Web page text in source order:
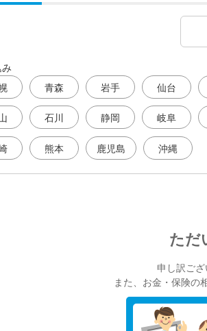
青森 岩手 仙台
石川 静岡 岐阜
熊本 鹿児島 沖縄
ただ
申し訳ご
また、お金・保険の